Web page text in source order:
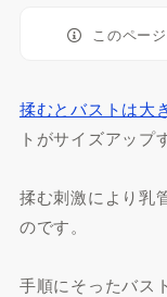
このペー
揉むとバストは大
トがサイズアップ
揉む刺激により乳
のです。
手順にそったバス